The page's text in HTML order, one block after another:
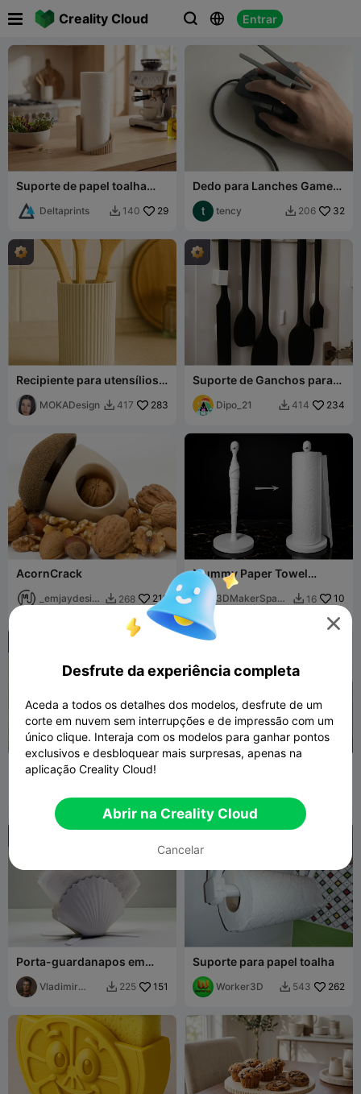
Creality Cloud   Entrar
Suporte de papel toalha
Deltaprints  140 29
Dedo para Lanches Gamer /
Pegador de Batatas
tency  206 32
Recipiente para utensílios
de cozinha Prasel - MOKA
DesignMOKADesign  417 283
Suporte de Ganchos para
Utensílios de Porta de
Cozinha
Dipo_21  414 234
AcornCrack
_emjaydesig
 268 219
Mummy Paper Towel
Holder - Spooooooky
3DMakerSpace
 16 10
Descanso único para
utensílios de cozinha
tamanhos
Porta-guardanapos em
forma de concha
Vladimir
 225 151
Suporte para papel toalha
Worker3D  543 262

Desfrute da experiência completa
Aceda a todos os detalhes dos modelos, desfrute de um
corte em nuvem sem interrupções e de impressão com um
único clique. Interaja com os modelos para ganhar pontos
exclusivos e desbloquear mais surpresas, apenas na
aplicação Creality Cloud!
Abrir na Creality Cloud
Cancelar